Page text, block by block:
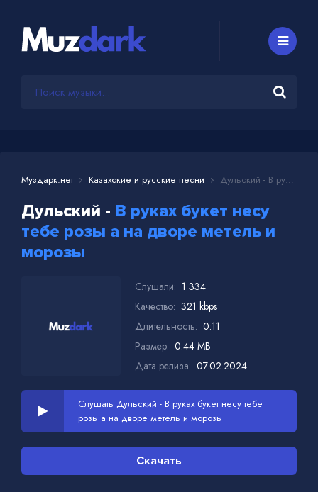
Муздарк.нет Казахские и русские песни Дульский - В руках букет несу тебе розы а на дворе метель и морозы
Дульский - В руках букет несу
тебе розы а на дворе метель и
морозы
Слушали: 1 334
Качество: 321 kbps
Длительность: 0:11
Размер: 0.44 MB
Дата релиза: 07.02.2024
Слушать Дульский - В руках букет несу тебе
розы а на дворе метель и морозы
Скачать